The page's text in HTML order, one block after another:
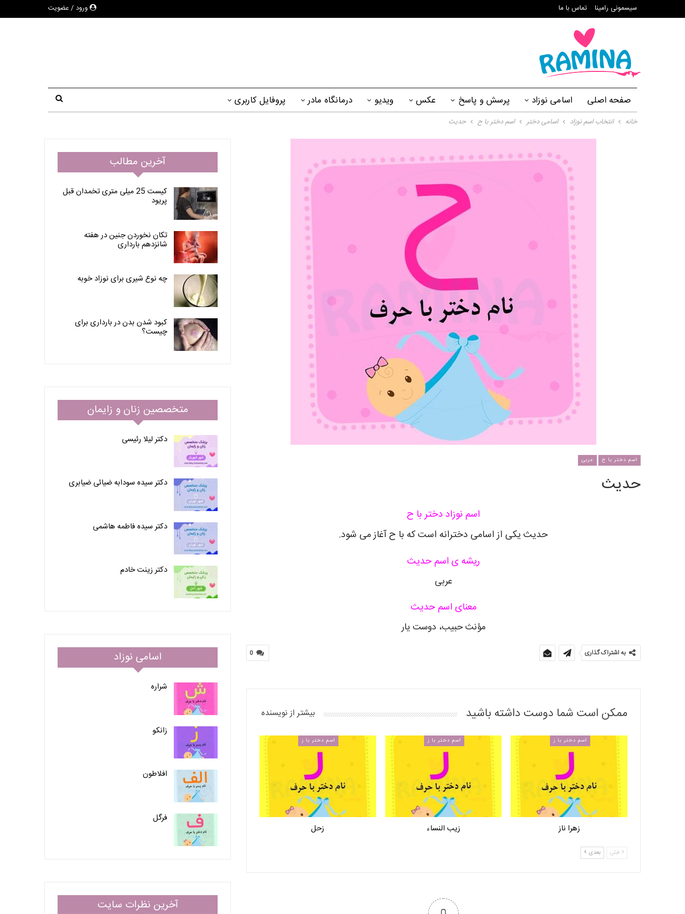
ورود / عضویت سیسمونی رامینا تماس با ما
صفحه اصلی اسامی نوزاد پرسش و پاسخ عکس ویدیو درمانگاه مادر پروفایل کاربری
خانه انتخاب اسم نوزاد اسامی دختر اسم دختر با ح حدیث
اسم دختر با ح عربی
حدیث
اسم نوزاد دختر با ح
حدیث یکی از اسامی دخترانه است که با ح آغاز می شود.
ریشه ی اسم حدیث
عربی
معنای اسم حدیث
مؤنث حبیب، دوست یار
0 به اشتراک گذاری
ممکن است شما دوست داشته باشید بیشتر از نویسنده
اسم دختر با ز
زهرا ناز
اسم دختر با ز
زیب النساء
اسم دختر با ز
زحل
قبلی بعدی
آخرین مطالب
کیست 25 میلی متری تخمدان قبل
پریود
تکان نخوردن جنین در هفته
شانزدهم بارداری
چه نوع شیری برای نوزاد خوبه
کبود شدن بدن در بارداری برای
چیست؟
متخصصین زنان و زایمان
دکتر لیلا رئیسی
دکتر سیده سودابه ضیائی ضیابری
دکتر سیده فاطمه هاشمی
دکتر زینت خادم
اسامی نوزاد
شراره
زانکو
افلاطون
فرگل
آخرین نظرات سایت